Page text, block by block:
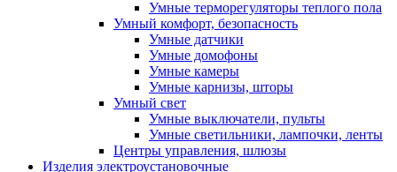
Умные терморегуляторы теплого пола
Умный комфорт, безопасность
Умные датчики
Умные домофоны
Умные камеры
Умные карнизы, шторы
Умный свет
Умные выключатели, пульты
Умные светильники, лампочки, ленты
Центры управления, шлюзы
Изделия электроустановочные